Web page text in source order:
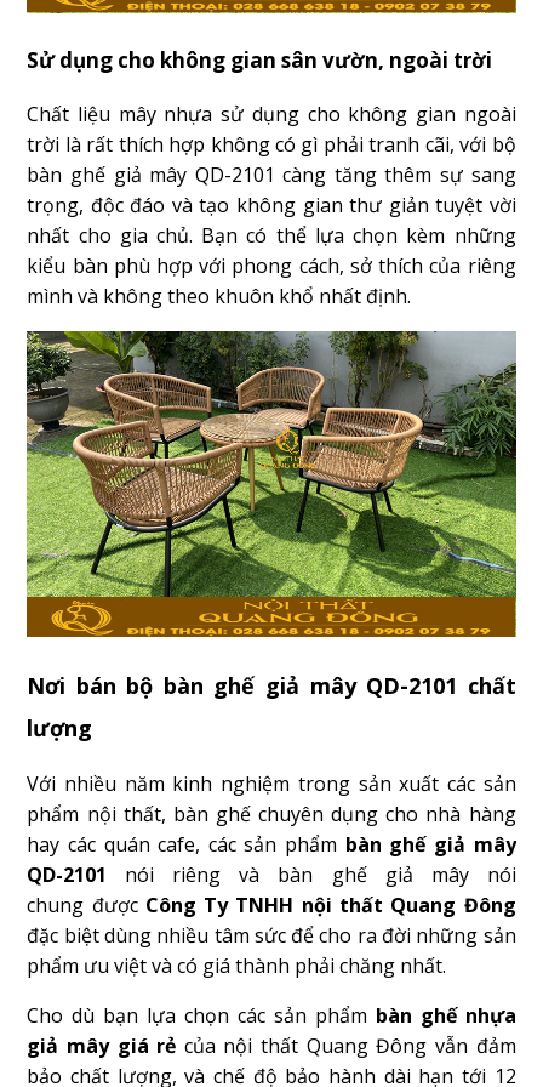
Sử dụng cho không gian sân vườn, ngoài trời
Chất liệu mây nhựa sử dụng cho không gian ngoài
trời là rất thích hợp không có gì phải tranh cãi, với bộ
bàn ghế giả mây QD-2101 càng tăng thêm sự sang
trọng, độc đáo và tạo không gian thư giản tuyệt vời
nhất cho gia chủ. Bạn có thể lựa chọn kèm những
kiểu bàn phù hợp với phong cách, sở thích của riêng
mình và không theo khuôn khổ nhất định.
Nơi bán bộ bàn ghế giả mây QD-2101 chất
lượng
Với nhiều năm kinh nghiệm trong sản xuất các sản
phẩm nội thất, bàn ghế chuyên dụng cho nhà hàng
hay các quán cafe, các sản phẩm bàn ghế giả mây
QD-2101
nói riêng và bàn ghế giả mây nói
chung được Công Ty TNHH nội thất Quang Đông
đặc biệt dùng nhiều tâm sức để cho ra đời những sản
phẩm ưu việt và có giá thành phải chăng nhất.
Cho dù bạn lựa chọn các sản phẩm bàn ghế nhựa
giả mây giá rẻ của nội thất Quang Đông vẫn đảm
bảo chất lượng, và chế độ bảo hành dài hạn tới 12